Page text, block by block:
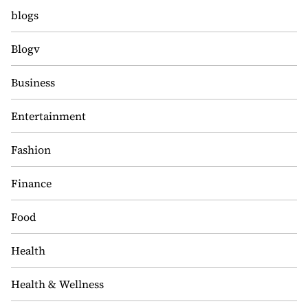
blogs
Blogv
Business
Entertainment
Fashion
Finance
Food
Health
Health & Wellness